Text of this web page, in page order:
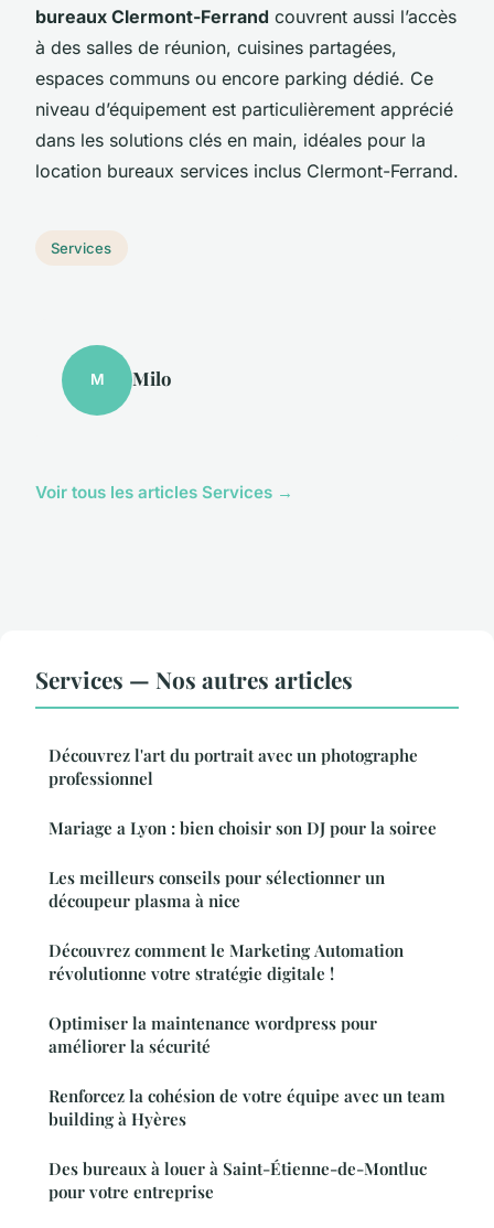
bureaux Clermont-Ferrand couvrent aussi l’accès
à des salles de réunion, cuisines partagées,
espaces communs ou encore parking dédié. Ce
niveau d’équipement est particulièrement apprécié
dans les solutions clés en main, idéales pour la
location bureaux services inclus Clermont-Ferrand.
Services
M Milo
Voir tous les articles Services →
Services — Nos autres articles
Découvrez l'art du portrait avec un photographe
professionnel
Mariage a Lyon : bien choisir son DJ pour la soiree
Les meilleurs conseils pour sélectionner un
découpeur plasma à nice
Découvrez comment le Marketing Automation
révolutionne votre stratégie digitale !
Optimiser la maintenance wordpress pour
améliorer la sécurité
Renforcez la cohésion de votre équipe avec un team
building à Hyères
Des bureaux à louer à Saint-Étienne-de-Montluc
pour votre entreprise